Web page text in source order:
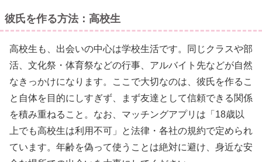
彼氏を作る方法：高校生
高校生も、出会いの中心は学校生活です。同じクラスや部
活、文化祭・体育祭などの行事、アルバイト先などが自然
なきっかけになります。ここで大切なのは、彼氏を作るこ
と自体を目的にしすぎず、まず友達として信頼できる関係
を積み重ねること。なお、マッチングアプリは「18歳以
上でも高校生は利用不可」と法律・各社の規約で定められ
ています。年齢を偽って使うことは絶対に避け、身近な安